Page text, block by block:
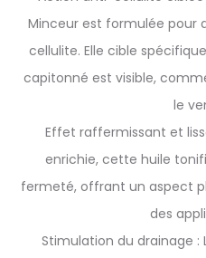
Minceur est formulée
cellulite. Elle cible
capitonné est visible,
le
Effet raffermissant et
enrichie, cette huile
fermeté, offrant un aspect
des
Stimulation du drainage :